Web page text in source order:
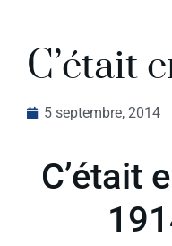
C’était
5 septembre, 2014
C’était